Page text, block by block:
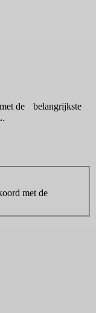
de belangrijkste
met de